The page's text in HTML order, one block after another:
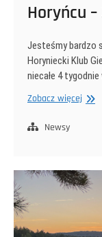
Horyńcu
Jesteśmy bardzo
Horyniecki Klub
niecałe 4
Zobacz więcej
–
Zdroju.
Newsy